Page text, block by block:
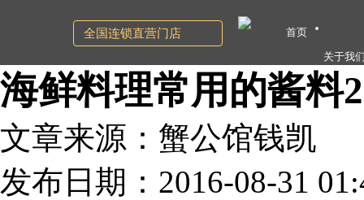
海鲜料理常用的酱料2
文章来源：蟹公馆钱凯
发布日期：2016-08-31
全国连锁直营门店
首页
关于我